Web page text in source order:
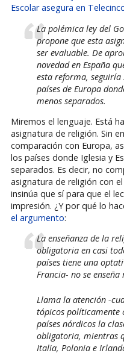
Escolar asegura en
La polémica ley del
propone que esta
ser evaluable. De
novedad en España
esta reforma, seguiría
países de Europa
menos separados.
Miremos el lenguaje. Está
asignatura de religión. Sin
comparación con Europa,
los países donde Iglesia y
separados. Es decir, no
asignatura de religión con
insinúa que sí para que el
impresión. ¿Y por qué lo
el argumento:
La enseñanza de la
obligatoria en casi
países tiene una
Francia- no se enseña
Llama la atención -
tópicos políticamente
países nórdicos la
obligatoria, mientras
Italia, Polonia e